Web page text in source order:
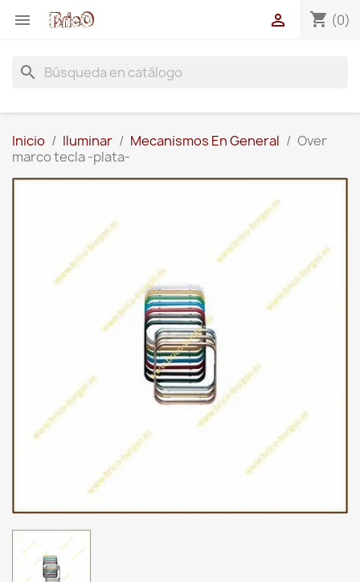
 shopping_cart (0)

search
Inicio Iluminar Mecanismos En General
Over
marco tecla -plata-